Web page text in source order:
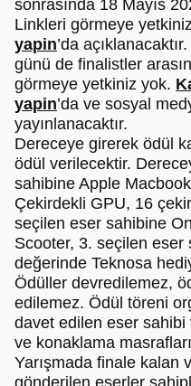
sonrasında 18 Mayıs
Linkleri görmeye
yapin’da
günü de finalistler
görmeye yetkiniz yok.
yapin’da ve sosyal
yayınlanacaktır.
Dereceye girerek ödül
ödül verilecektir.
sahibine Apple
Çekirdekli GPU, 16
seçilen eser sahibine
Scooter, 3. seçilen eser
değerinde Teknosa
Ödüller devredilemez,
edilemez. Ödül töreni
davet edilen eser sahibi
ve konaklama
Yarışmada finale kalan
gönderilen eserler